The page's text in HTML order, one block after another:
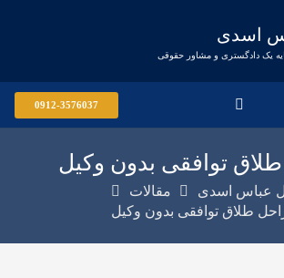
اسدی
یک دادگستری و مشاور حقوقی
0912-3576037
توافقی بدون وکیل
عباس اسدی
مقالات
طلاق توافقی بدون وکیل